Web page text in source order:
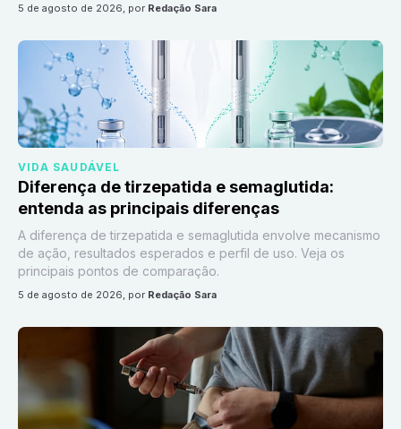
5 de agosto de 2026, por Redação Sara
VIDA SAUDÁVEL
Diferença de tirzepatida e semaglutida:
entenda as principais diferenças
A diferença de tirzepatida e semaglutida envolve mecanismo
de ação, resultados esperados e perfil de uso. Veja os
principais pontos de comparação.
5 de agosto de 2026, por Redação Sara